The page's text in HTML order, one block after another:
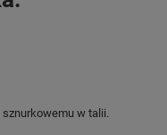
w talii.